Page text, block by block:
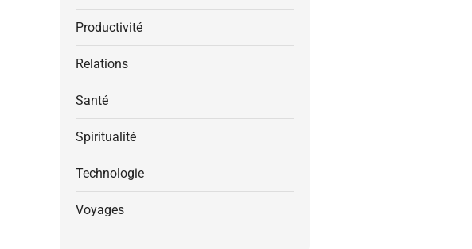
Productivité
Relations
Santé
Spiritualité
Technologie
Voyages